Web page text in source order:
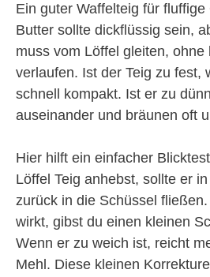
Ein guter Waffelteig für
Butter sollte dickflüssig sein,
muss vom Löffel gleiten, ohne
verlaufen. Ist der Teig zu fest,
schnell kompakt. Ist er zu
auseinander und bräunen oft
Hier hilft ein einfacher
Löffel Teig anhebst, sollte er
zurück in die Schüssel
wirkt, gibst du einen kleinen
Wenn er zu weich ist, reicht
Mehl. Diese kleinen